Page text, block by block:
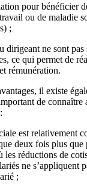
pour bénéficier
ou de maladie
;
dirigeant ne sont pas
ce qui permet de
rémunération.
il existe
de connaître
est relativement
deux fois plus
les réductions de
ne s’appliquent
;